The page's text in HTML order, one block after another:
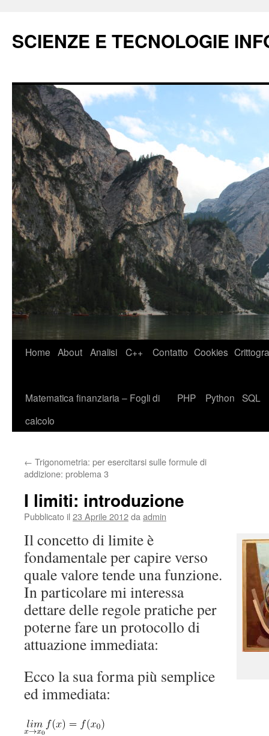
contenuto
SCIENZE E TECNOLOGIE
Home About Analisi C++ Contatto Cookies
Matematica finanziaria – Fogli di
calcolo
PHP Python SQL
← Trigonometria: per esercitarsi sulle formule di
addizione: problema 3
I limiti: introduzione
Pubblicato il 23 Aprile 2012da admin
Il concetto di limite è
fondamentale per capire verso
quale valore tende una funzione.
In particolare mi interessa
dettare delle regole pratiche per
poterne fare un protocollo di
attuazione immediata:
Ecco la sua forma più semplice
ed immediata: